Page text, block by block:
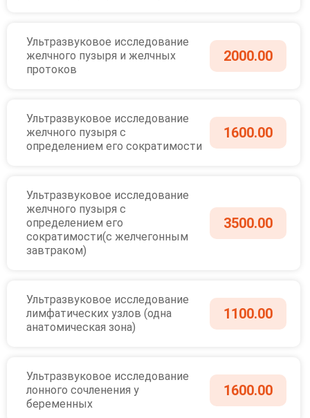
Ультразвуковое исследование
желчного пузыря и желчных
протоков
2000.00
Ультразвуковое исследование
желчного пузыря с
определением его сократимости
1600.00
Ультразвуковое исследование
желчного пузыря с
определением его
сократимости(с желчегонным
завтраком)
3500.00
Ультразвуковое исследование
лимфатических узлов (одна
анатомическая зона)
1100.00
Ультразвуковое исследование
лонного сочленения у
беременных
1600.00